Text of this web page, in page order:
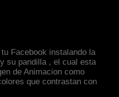
Facebook instalando la
su pandilla , el cual esta
de Animacion como
que contrastan con